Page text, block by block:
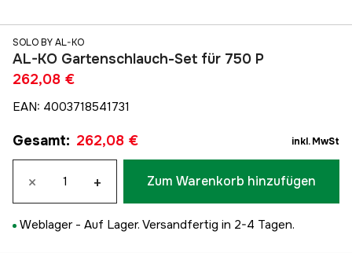
SOLO BY AL-KO
AL-KO Gartenschlauch-Set für 750 P
262,08 €
EAN: 4003718541731
Gesamt: 262,08 € inkl. MwSt
× + Zum Warenkorb hinzufügen
Weblager - Auf Lager. Versandfertig in 2-4 Tagen.